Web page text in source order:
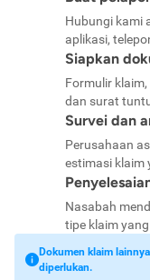
Hubungi kami
aplikasi,
Siapkan
Formulir klaim,
dan surat
Survei dan
Perusahaan
estimasi klaim
Nasabah
tipe klaim
Dokumen klaim
diperlukan.